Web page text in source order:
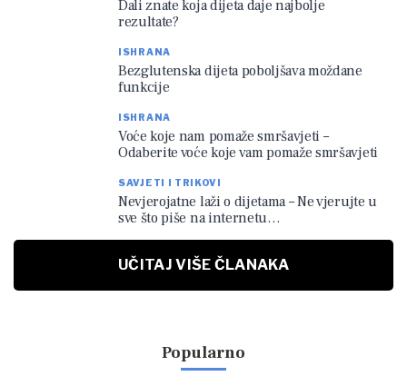
Dali znate koja dijeta daje najbolje
rezultate?
ISHRANA
Bezglutenska dijeta poboljšava moždane
funkcije
ISHRANA
Voće koje nam pomaže smršavjeti –
Odaberite voće koje vam pomaže smršavjeti
SAVJETI I TRIKOVI
Nevjerojatne laži o dijetama – Ne vjerujte u
sve što piše na internetu…
UČITAJ VIŠE ČLANAKA
Popularno